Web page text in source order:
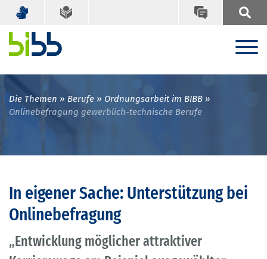
Die Themen Berufe
Ordnungsarbeit im BIBB
Onlinebefragung gewerblich-technische Berufe
In eigener Sache: Unterstützung bei
Onlinebefragung
„Entwicklung möglicher attraktiver